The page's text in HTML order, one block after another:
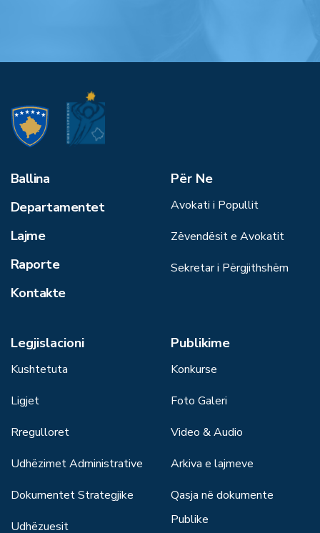
Ballina
Departamentet
Lajme
Raporte
Kontakte
Për Ne
Avokati i Popullit
Zëvendësit e Avokatit
Sekretar i Përgjithshëm
Legjislacioni
Kushtetuta
Ligjet
Rregulloret
Udhëzimet Administrative
Dokumentet Strategjike
Udhëzuesit
Publikime
Konkurse
Foto Galeri
Video & Audio
Arkiva e lajmeve
Qasja në dokumente
Publike